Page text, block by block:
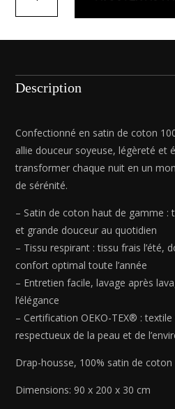
Drap-
coton
-
Gris
03
x
200
x
30
Description
Confectionné en satin de coton
allie douceur soyeuse, légèreté et
transformer chaque nuit en un
de sérénité.
– Satin de coton haut de gamme :
et grande douceur au quotidien
– Tissu respirant : tissu frais l’été,
confort optimal toute l’année
– Entretien facile, lavage après
l’élégance
– Certification OEKO-TEX® :
respectueux de la peau et de
Drap-housse, 100% satin de coton
Dimensions: 90 x 200 x 30 cm